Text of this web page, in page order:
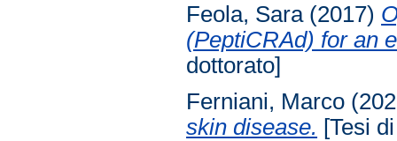
Feola, Sara(2017)
(PeptiCRAd) for an
dottorato]
Ferniani, Marco
skin disease. [Tesi